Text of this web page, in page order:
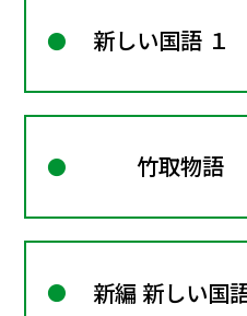
新しい国語 １
竹取物語
新編 新しい国